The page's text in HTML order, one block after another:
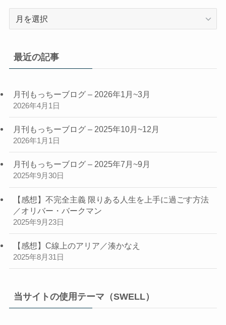
記
最近の記事
月刊もっちーブログ – 2026年1月~3月
2026年4月1日
月刊もっちーブログ – 2025年10月~12月
2026年1月1日
月刊もっちーブログ – 2025年7月~9月
2025年9月30日
【感想】不完全主義 限りある人生を上手に過ごす方法
／オリバー・バークマン
2025年9月23日
【感想】C線上のアリア／湊かなえ
2025年8月31日
当サイトの使用テーマ（SWELL）